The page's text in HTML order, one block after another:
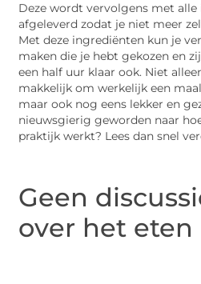
Deze wordt vervolgens met
afgeleverd zodat je niet meer
Met deze ingrediënten kun je
maken die je hebt gekozen en
een half uur klaar ook. Niet
makkelijk om werkelijk een
maar ook nog eens lekker en
nieuwsgierig geworden naar
praktijk werkt? Lees dan snel
Geen
over het eten